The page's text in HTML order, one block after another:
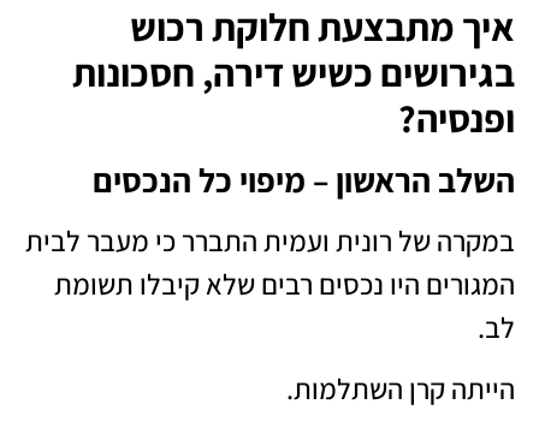
איך מתבצעת חלוקת רכוש
בגירושים כשיש דירה, חסכונות
ופנסיה?
השלב הראשון – מיפוי כל הנכסים
במקרה של רונית ועמית התברר כי מעבר לבית
המגורים היו נכסים רבים שלא קיבלו תשומת
לב.
הייתה קרן השתלמות.